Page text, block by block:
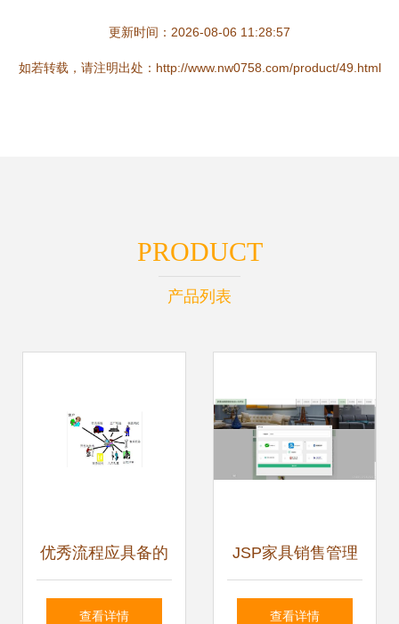
更新时间：2026-08-06 11:28:57
如若转载，请注明出处：http://www.nw0758.com/product/49.html
PRODUCT
产品列表
优秀流程应具备的
基本条件 程序与系
查看详情
JSP家具销售管理
系统设计与开发 从
查看详情